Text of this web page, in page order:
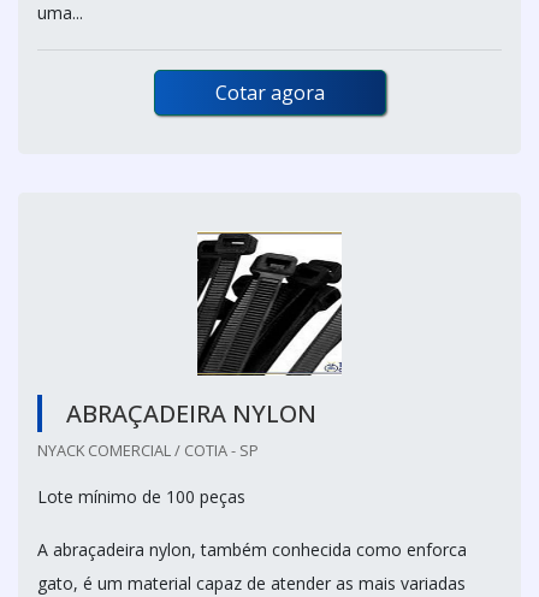
uma...
Cotar agora
ABRAÇADEIRA NYLON
NYACK COMERCIAL / COTIA - SP
Lote mínimo de 100 peças
A abraçadeira nylon, também conhecida como enforca
gato, é um material capaz de atender as mais variadas